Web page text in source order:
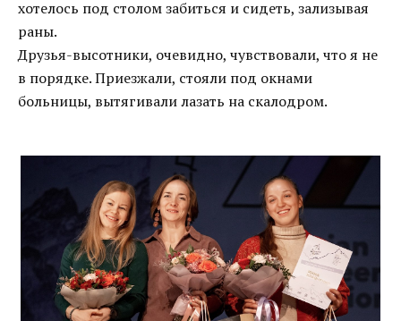
хотелось под столом забиться и сидеть, зализывая
раны.
Друзья-высотники, очевидно, чувствовали, что я не
в порядке. Приезжали, стояли под окнами
больницы, вытягивали лазать на скалодром.